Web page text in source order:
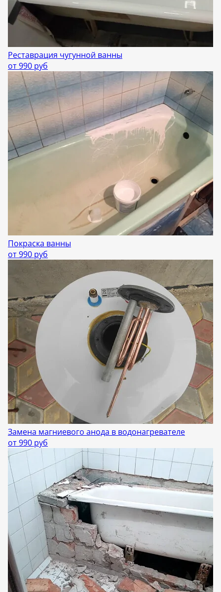
Реставрация чугунной ванны
от 990 руб
Покраска ванны
от 990 руб
Замена магниевого анода в водонагревателе
от 990 руб